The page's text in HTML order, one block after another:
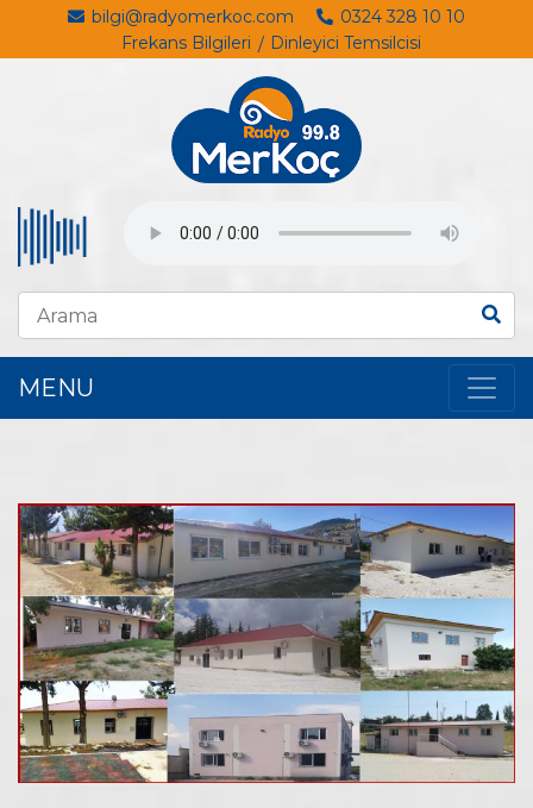
bilgi@radyomerkoc.com
0324 328 10 10
Frekans Bilgileri
Dinleyici Temsilcisi
MENU